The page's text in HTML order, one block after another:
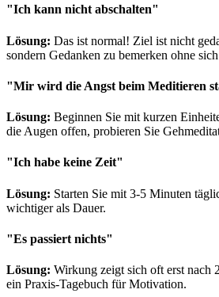
"Ich kann nicht abschalten"
Lösung: Das ist normal! Ziel ist nicht
sondern Gedanken zu bemerken ohne
"Mir wird die Angst beim Meditieren
Lösung: Beginnen Sie mit kurzen
die Augen offen, probieren Sie
"Ich habe keine Zeit"
Lösung: Starten Sie mit 3-5 Minuten
wichtiger als Dauer.
"Es passiert nichts"
Lösung: Wirkung zeigt sich oft erst nach
ein Praxis-Tagebuch für Motivation.